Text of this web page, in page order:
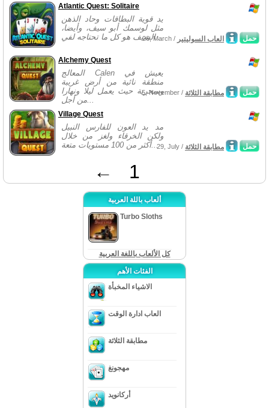
Atlantic Quest: Solitaire
يد قوية البطاقات وحاد الذهن
مثل لوسمك أبو سيف، وأيضا،
السيف هو كل ما تحتاجه لفي...
حمل 26, March / العاب السوليتير
Alchemy Quest
المعالج Calen يعيش في
منطقة نائية من أرض غريبة
وسحرية حيث يعمل ليلا ونهارا
من أجل...
حمل 5, November / مطابقة الثلاثة
Village Quest
مد يد العون للفارس النبيل
ولكن الخرقاء ولغز من خلال
أكثر من 100 مستويات متعة...
حمل 29, July / مطابقة الثلاثة
← 1
ألعاب باللة العربية
Turbo Sloths
كل الألعاب باللغة العربية
الفئات الأهم
الاشياء المخبأة
العاب ادارة الوقت
مطابقة الثلاثة
مهجونغ
أركانويد